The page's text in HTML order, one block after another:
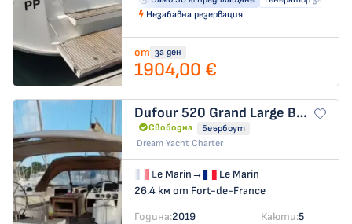
Незабавна резервация
от за ден
1904,00 €
Dufour 520 Grand Large BRAQUE
Свободна
Беърбоут
Dream Yacht Charter
Le Marin→
Le Marin
26.4 км от Fort-de-France
Година:2019 Каюти:5